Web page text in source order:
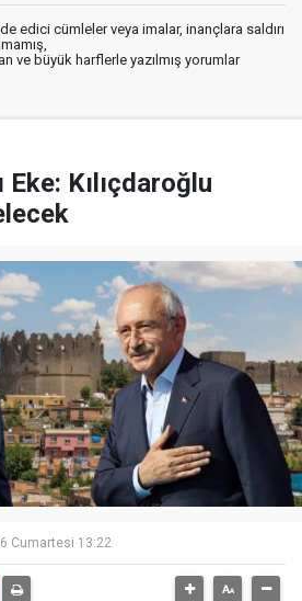
edici cümleler veya imalar, inançlara saldırı
ve büyük harflerle yazılmış yorumlar
Eke: Kılıçdaroğlu
Cumartesi 13:22